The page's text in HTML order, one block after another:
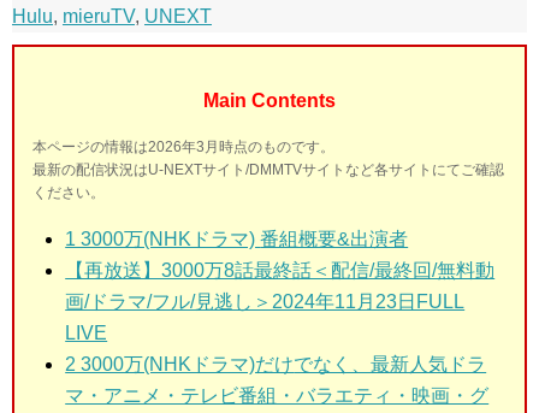
Hulu, mieruTV, UNEXT
Main Contents
本ページの情報は2026年3月時点のものです。
最新の配信状況はU-NEXTサイト/DMMTVサイトなど各サイトにてご確認
ください。
1 3000万(NHKドラマ)番組概要&出演者
【再放送】3000万8話最終話＜配信/最終回/無料動
画/ドラマ/フル/見逃し＞2024年11月23日FULL
LIVE
2 3000万(NHKドラマ)だけでなく、最新人気ドラ
マ・アニメ・テレビ番組・バラエティ・映画・グ